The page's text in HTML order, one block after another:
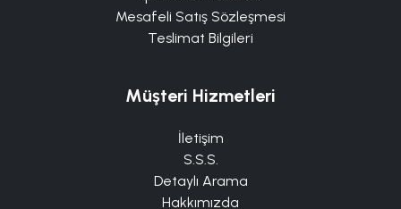
Mesafeli Satış Sözleşmesi
Teslimat Bilgileri
Müşteri Hizmetleri
İletişim
S.S.S.
Detaylı Arama
Hakkımızda